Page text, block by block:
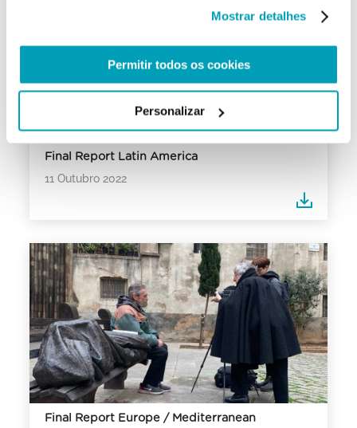
Mostrar detalhes
Permitir todos os cookies
Personalizar
Final Report Latin America
11 Outubro 2022
Final Report Europe / Mediterranean